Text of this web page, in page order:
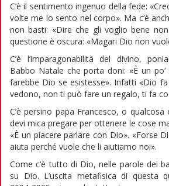
C’è il sentimento ingenuo della fede:
volte me lo sento nel corpo». Ma c’è
non basti: «Dire che gli voglio bene
questione è oscura: «Magari Dio non
C’è l’imparagonabilità del divino,
Babbo Natale che porta doni: «È un
farebbe Dio se esistesse». Infatti «Dio
vedono, non ti può fare un regalo, ti fa
C’è persino papa Francesco, o
devi mica pregare per ottenere le cose
«È un piacere parlare con Dio». «Forse
aiuta perché vuole che li aiutiamo noi».
Come c’è tutto di Dio, nelle parole dei
su Dio. L’uscita metafisica di questa